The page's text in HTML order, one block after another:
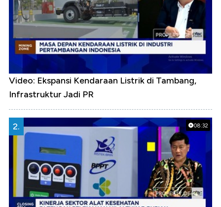
Video: Ekspansi Kendaraan Listrik di Tambang,
Infrastruktur Jadi PR
08:32
2.